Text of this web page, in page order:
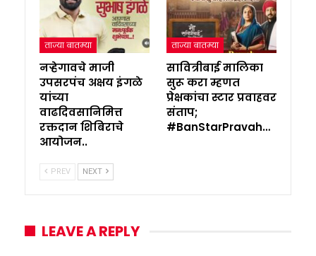
ताज्या बातम्या
नऱ्हेगावचे माजी
उपसरपंच अक्षय इंगळे
यांच्या
वाढदिवसानिमित्त
रक्तदान शिबिराचे
आयोजन..
ताज्या बातम्या
सावित्रीबाई मालिका
सुरू करा म्हणत
प्रेक्षकांचा स्टार प्रवाहवर
संताप;
#BanStarPravah…
PREV NEXT
LEAVE A REPLY